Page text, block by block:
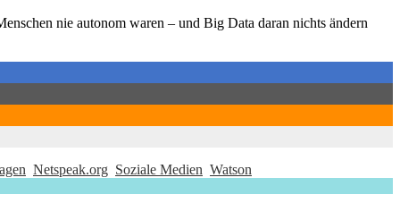
nie autonom waren – und Big Data daran nichts ändern
Netspeak.org Soziale Medien Watson